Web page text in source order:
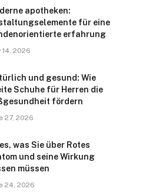
apotheken:
für eine
erfahrung
14, 2026
und gesund: Wie
Schuhe für Herren die
fördern
27, 2026
was Sie über Rotes
und seine Wirkung
müssen
24, 2026